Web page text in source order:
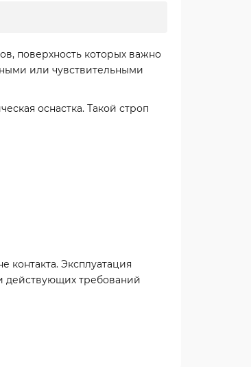
поверхность которых важно
или чувствительными
оснастка. Такой строп
контакта. Эксплуатация
действующих требований